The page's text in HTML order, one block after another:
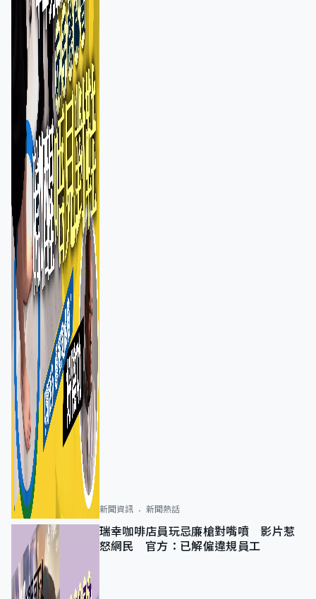
新聞資訊 新聞熱話
瑞幸咖啡店員玩忌廉槍對嘴噴 影片惹
怒網民 官方：已解僱違規員工